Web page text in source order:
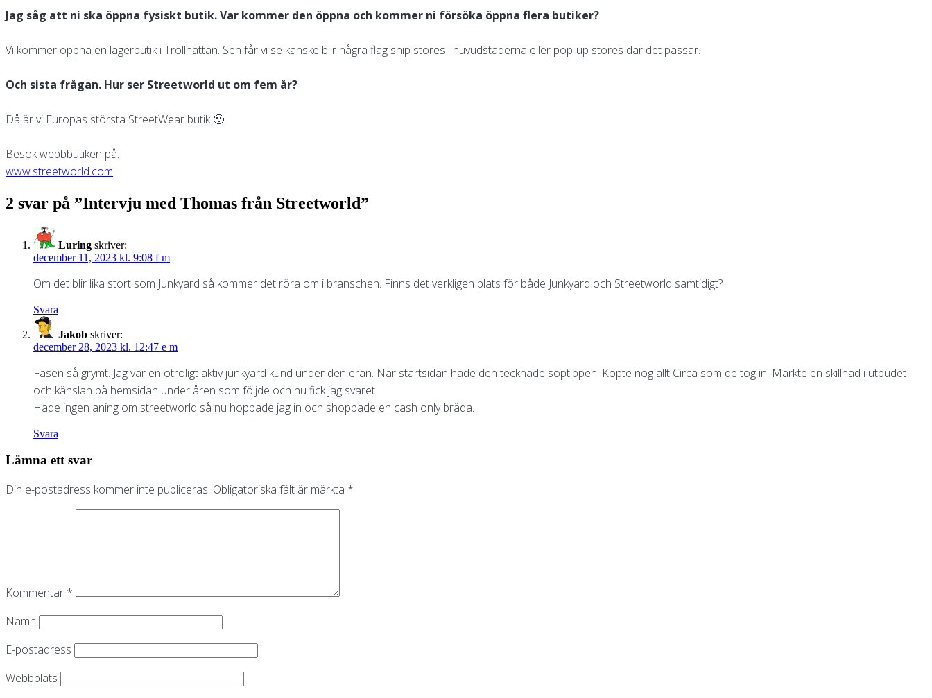
Jag såg att ni ska öppna fysiskt butik. Var kommer den öppna och kommer ni försöka öppna flera butiker?
Vi kommer öppna en lagerbutik i Trollhättan. Sen får vi se kanske blir några flag ship stores i huvudstäderna eller pop-up stores där det passar.
Och sista frågan. Hur ser Streetworld ut om fem år?
Då är vi Europas största StreetWear butik 🙂
Besök webbbutiken på:
www.streetworld.com
2 svar på ”Intervju med Thomas från Streetworld”
Luring skriver:
december 11, 2023 kl. 9:08 f m
Om det blir lika stort som Junkyard så kommer det röra om i branschen. Finns det verkligen plats för både Junkyard och Streetworld samtidigt?
Svara
Jakob skriver:
december 28, 2023 kl. 12:47 e m
Fasen så grymt. Jag var en otroligt aktiv junkyard kund under den eran. När startsidan hade den tecknade soptippen. Köpte nog allt Circa som de tog in. Märkte en skillnad i utbudet
och känslan på hemsidan under åren som följde och nu fick jag svaret.
Hade ingen aning om streetworld så nu hoppade jag in och shoppade en cash only bräda.
Svara
Lämna ett svar
Din e-postadress kommer inte publiceras. Obligatoriska fält är märkta *
Kommentar *
Namn
E-postadress
Webbplats